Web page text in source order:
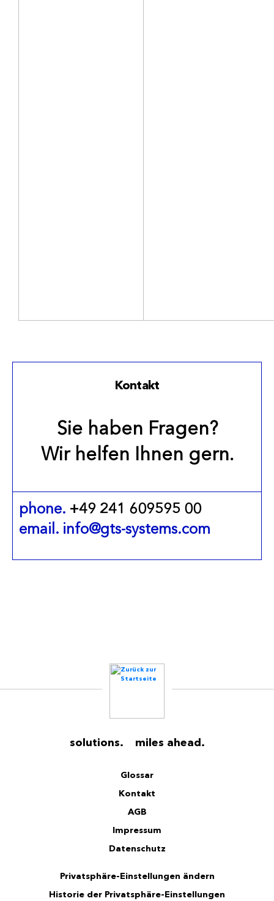
Kontakt
Sie haben Fragen?
Wir helfen Ihnen gern.
phone. +49 241 609595 00
email. info@gts-systems.com
solutions. miles ahead.
Glossar
Kontakt
AGB
Impressum
Datenschutz
Privatsphäre-Einstellungen ändern
Historie der Privatsphäre-Einstellungen